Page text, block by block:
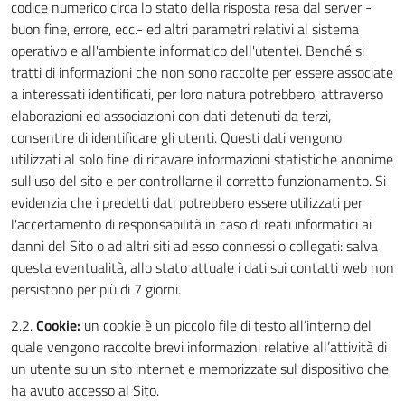
codice numerico circa lo stato della risposta resa dal server -
buon fine, errore, ecc.- ed altri parametri relativi al sistema
operativo e all'ambiente informatico dell'utente). Benché si
tratti di informazioni che non sono raccolte per essere associate
a interessati identificati, per loro natura potrebbero, attraverso
elaborazioni ed associazioni con dati detenuti da terzi,
consentire di identificare gli utenti. Questi dati vengono
utilizzati al solo fine di ricavare informazioni statistiche anonime
sull'uso del sito e per controllarne il corretto funzionamento. Si
evidenzia che i predetti dati potrebbero essere utilizzati per
l'accertamento di responsabilità in caso di reati informatici ai
danni del Sito o ad altri siti ad esso connessi o collegati: salva
questa eventualità, allo stato attuale i dati sui contatti web non
persistono per più di 7 giorni.
2.2.Cookie: un cookie è un piccolo file di testo all’interno del
quale vengono raccolte brevi informazioni relative all’attività di
un utente su un sito internet e memorizzate sul dispositivo che
ha avuto accesso al Sito.